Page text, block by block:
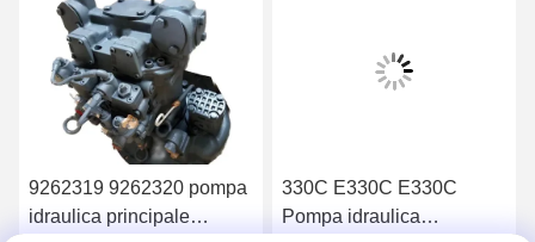
9262319 9262320 pompa
idraulica principale
330C E330C E330C
Pompa idraulica